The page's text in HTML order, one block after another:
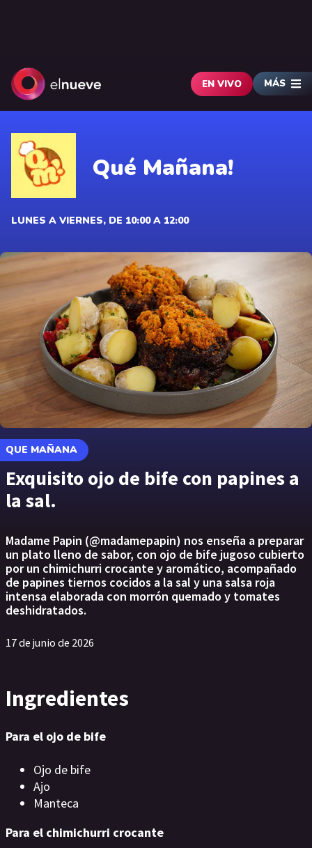
EN VIVO MÁS
Qué Mañana!
LUNES A VIERNES, DE 10:00 A 12:00
QUE MAÑANA
Exquisito ojo de bife con papines a
la sal.
Madame Papin (@madamepapin) nos enseña a preparar
un plato lleno de sabor, con ojo de bife jugoso cubierto
por un chimichurri crocante y aromático, acompañado
de papines tiernos cocidos a la sal y una salsa roja
intensa elaborada con morrón quemado y tomates
deshidratados.
17 de junio de 2026
Ingredientes
Para el ojo de bife
Ojo de bife
Ajo
Manteca
Para el chimichurri crocante